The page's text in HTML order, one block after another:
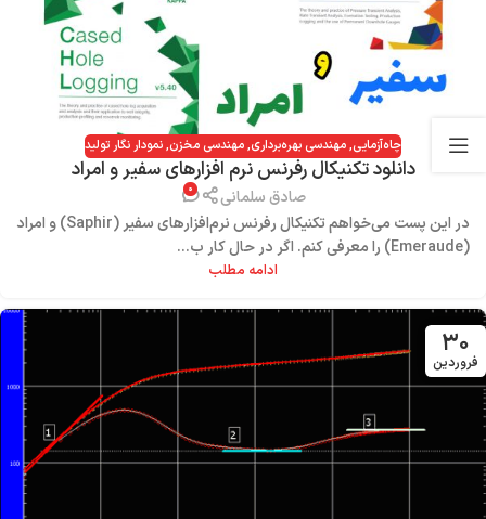
چاه‌آزمایی,مهندسی بهره‌برداری,مهندسی مخزن,نمودار نگار تولید
دانلود تکنیکال رفرنس نرم افزارهای سفیر و امراد
صادق سلمانی ۰
در این پست می‌خواهم تکنیکال رفرنس نرم‌افزارهای سفیر (Saphir) و امراد
(Emeraude) را معرفی کنم. اگر در حال کار ب...
ادامه مطلب
۳۰
فروردین